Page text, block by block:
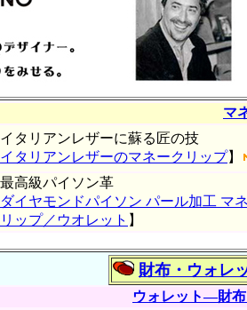
マ
イタリアンレザーに蘇る匠の技
イタリアンレザーのマネークリップ】
最高級パイソン革
ダイヤモンドパイソン パール加工 マ
ップ／ウオレット 】
財布・ウォレ
ウォレット―財